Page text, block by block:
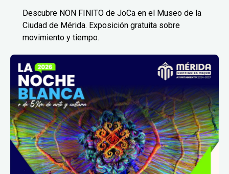
Descubre NON FINITO de JoCa en el Museo de la
Ciudad de Mérida. Exposición gratuita sobre
movimiento y tiempo.